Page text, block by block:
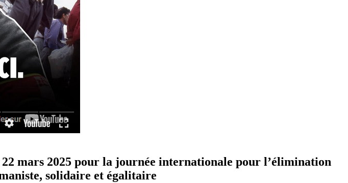
22 mars 2025 pour la journée internationale pour l’élimination
solidaire et égalitaire